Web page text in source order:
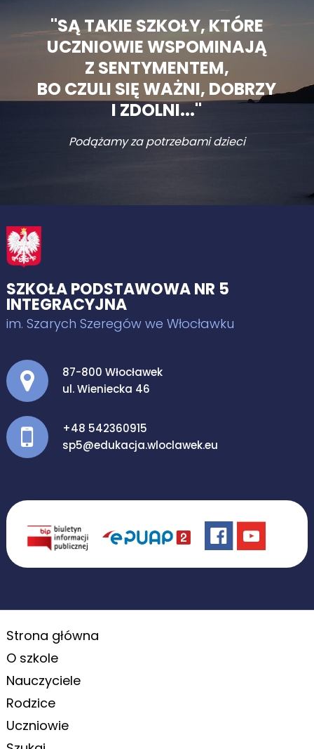
"SĄ TAKIE SZKOŁY, KTÓRE
UCZNIOWIE WSPOMINAJĄ
Z SENTYMENTEM,
BO CZULI SIĘ WAŻNI, DOBRZY
I ZDOLNI..."
Podążamy za potrzebami dzieci
SZKOŁA PODSTAWOWA NR 5
INTEGRACYJNA
im. Szarych Szeregów we Włocławku
Adres pocztowy:
87-800 Włocławek
ul. Wieniecka 46
+48 542360915
sp5@edukacja.wloclawek.eu
Strona główna
O szkole
Nauczyciele
Rodzice
Uczniowie